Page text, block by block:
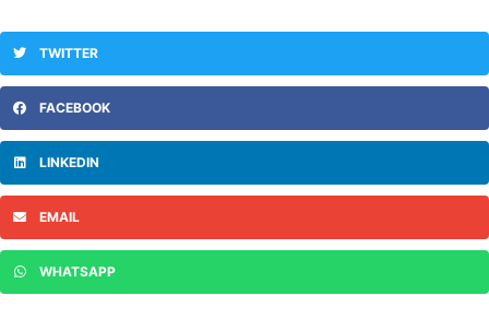
TWITTER
FACEBOOK
LINKEDIN
EMAIL
WHATSAPP